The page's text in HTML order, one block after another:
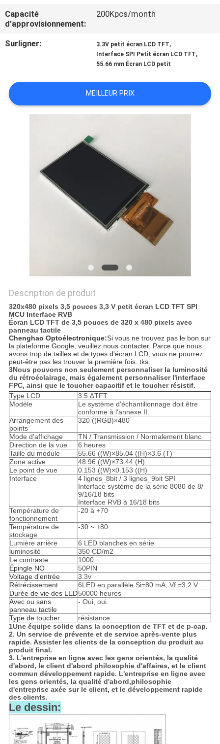
NOUS
UN DEVIS
PLAN
PRIVACY
Capacité
d'approvisionnement:
200Kpcs/month
Surligner: 3.3V petit écran LCD TFT,
Interface SPI Petit écran LCD TFT,
55.66 mm Écran LCD petit
MEILLEUR PRIX
Description de produit
320x480 pixels 3,5 pouces 3,3 V petit écran LCD TFT SPI
MCU Interface RVB
Écran LCD TFT de 3,5 pouces de 320 x 480 pixels avec
panneau tactile
Chenghao Optoélectronique:Si vous ne trouvez pas le bon sur
la plateforme Google, veuillez nous contacter. Parce que nous
avons trop de tailles et de types d'écran LCD, vous ne pourrez
peut-être pas les trouver la première fois. tks.
3Nous pouvons non seulement personnaliser la luminosité
du rétroéclairage, mais également personnaliser l'interface
FPC, ainsi que le toucher capacitif et le toucher résistif.
Type LCD
3.5 ∆TFT
Modèle
Le système d'échantillonnage doit être
conforme à l'annexe II.
Arrangement des
points
320 ((RGB)×480
Mode d'affichage
TN / Transmission / Normalement blanc
Direction de la vue
6 heures
Taille du module
55.66 ((W)×85.04 ((H)×3.6 (T)
Zone active
48.96 ((W)×73.44 (H)
Le point de vue
0.153 ((W)×0.153 ((H)
Interface
4 lignes_8bit / 3 lignes_9bit SPI
Interface système de la série 8080 de 8/
9/16/18 bits
Interface RVB à 16/18 bits
Température de
fonctionnement
-20 à +70
Température de
stockage
-30 ~ +80
Lumière arrière
6 LED blanches en série
luminosité
350 CD/m2
Le contraste
1000
Épingle NO
50PIN
Voltage d'entrée
3.3v
Rétrécissement
6LED en parallèle Si=80 mA, Vf =3,2 V
Durée de vie des LED50000 heures
Avec ou sans
panneau tactile
- Oui, oui.
Type de toucher
résistance
1Une équipe solide dans la conception de TFT et de p-cap.
2. Un service de prévente et de service après-vente plus
rapide. Assister les clients de la conception du produit au
produit final.
3. L'entreprise en ligne avec les gens orientés, la qualité
d'abord, le client d'abord philosophie d'affaires, et le client
commun développement rapide. L'entreprise en ligne avec
les gens orientés, la qualité d'abord,philosophie
d'entreprise axée sur le client, et le développement rapide
des clients.
Le dessin: